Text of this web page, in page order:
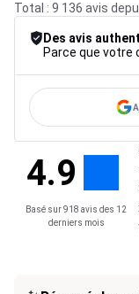
Total : 9 136 avis
Des avis
4.9
Basé sur 918 avis des 12
derniers mois